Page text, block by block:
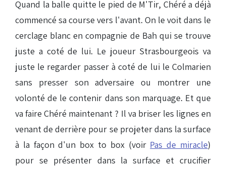
Quand la balle quitte le pied de M'Tir, Chéré a déjà
commencé sa course vers l'avant. On le voit dans le
cerclage blanc en compagnie de Bah qui se trouve
juste a coté de lui. Le joueur Strasbourgeois va
juste le regarder passer à coté de lui le Colmarien
sans presser son adversaire ou montrer une
volonté de le contenir dans son marquage. Et que
va faire Chéré maintenant ? Il va briser les lignes en
venant de derrière pour se projeter dans la surface
à la façon d'un box to box (voir Pas de miracle)
pour se présenter dans la surface et crucifier